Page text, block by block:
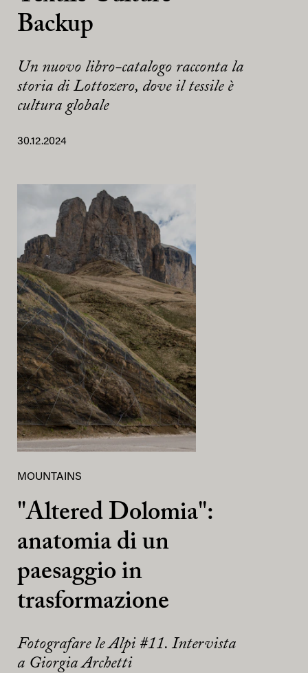
Backup
Un nuovo libro-catalogo racconta la
storia di Lottozero, dove il tessile è
cultura globale
30.12.2024
MOUNTAINS
"Altered Dolomia":
anatomia di un
paesaggio in
trasformazione
Fotografare le Alpi #11. Intervista
a Giorgia Archetti